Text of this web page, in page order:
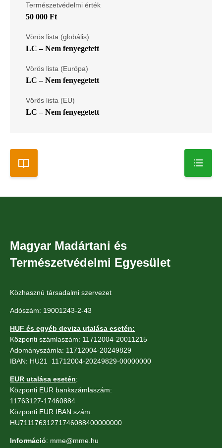
Természetvédelmi érték
50 000 Ft
Vörös lista (globális)
LC – Nem fenyegetett
Vörös lista (Európa)
LC – Nem fenyegetett
Vörös lista (EU)
LC – Nem fenyegetett
Magyar Madártani és
Természetvédelmi Egyesület
Közhasznú társadalmi szervezet
Adószám: 19001243-2-43
HUF és egyéb deviza utalása esetén:
Központi számlaszám: 11712004-20011215
Adományszámla: 11712004-20249829
IBAN: HU21 11712004-20249829-00000000
EUR utalása esetén:
Központi EUR bankszámlaszám:
11763127-17460884
Központi EUR IBAN szám:
HU71117631271746088400000000
Információ: mme@mme.hu